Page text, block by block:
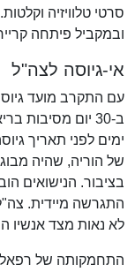
סרטי טלוויזיה
ובמקביל פיתחה
אי-גיוסה לצה"ל
עם התקרב מועד
ב-30 יום
ימים לפני תאריך
בציבור. הנישואים
התגרשה מיידית.
לא נאות מצד אנשיו
התחמקותה של